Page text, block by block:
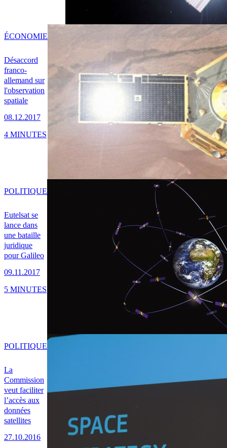
Désaccord
franco-
allemand sur
l'observation
spatiale
08.12.2017
ÉCONOMIE
4 MINUTES
Eutelsat se
lance dans
une bataille
juridique
pour Galileo
09.11.2017
POLITIQUE
5 MINUTES
La
Commission
veut faciliter
l’accès aux
données
satellites
27.10.2016
POLITIQUE